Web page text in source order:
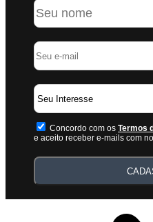
Concordo com os Termos
e aceito receber e-mails com